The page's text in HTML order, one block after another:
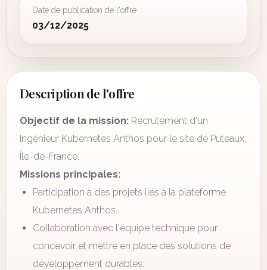
Date de publication de l'offre
03/12/2025
Description de l'offre
Objectif de la mission: Recrutement d'un
Ingénieur Kubernetes Anthos pour le site de Puteaux,
Île-de-France.
Missions principales:
Participation à des projets liés à la plateforme
Kubernetes Anthos.
Collaboration avec l'équipe technique pour
concevoir et mettre en place des solutions de
développement durables.